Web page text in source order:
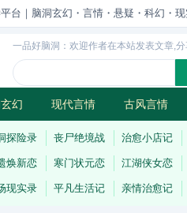
台｜脑洞玄幻・言情・悬疑・科幻・
一品好脑洞：欢迎作者在本站发表文章,
幻 现代言情 古风言情
灵异志怪 连载
探险录 丧尸绝境战 治愈小店记
焕新恋 寒门状元恋 江湖侠女恋
现实录 平凡生活记 亲情治愈记